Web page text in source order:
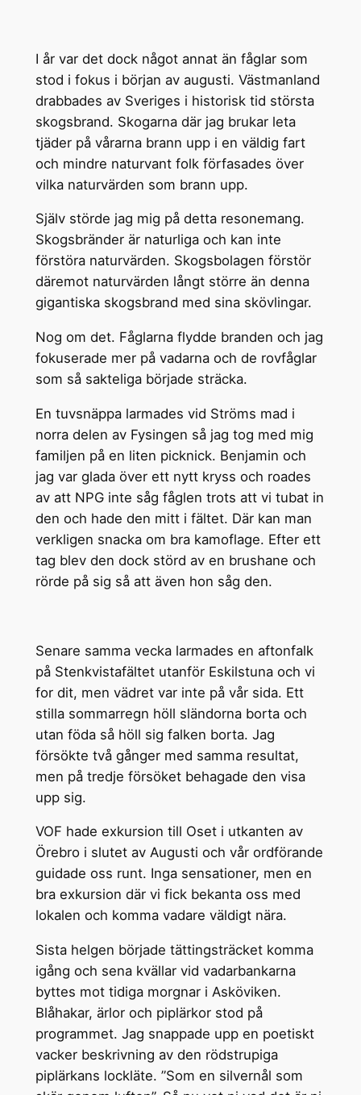
I år var det dock något annat än fåglar som
stod i fokus i början av augusti. Västmanland
drabbades av Sveriges i historisk tid största
skogsbrand. Skogarna där jag brukar leta
tjäder på vårarna brann upp i en väldig fart
och mindre naturvant folk förfasades över
vilka naturvärden som brann upp.
Själv störde jag mig på detta resonemang.
Skogsbränder är naturliga och kan inte
förstöra naturvärden. Skogsbolagen förstör
däremot naturvärden långt större än denna
gigantiska skogsbrand med sina skövlingar.
Nog om det. Fåglarna flydde branden och jag
fokuserade mer på vadarna och de rovfåglar
som så sakteliga började sträcka.
En tuvsnäppa larmades vid Ströms mad i
norra delen av Fysingen så jag tog med mig
familjen på en liten picknick. Benjamin och
jag var glada över ett nytt kryss och roades
av att NPG inte såg fåglen trots att vi tubat in
den och hade den mitt i fältet. Där kan man
verkligen snacka om bra kamoflage. Efter ett
tag blev den dock störd av en brushane och
rörde på sig så att även hon såg den.
Senare samma vecka larmades en aftonfalk
på Stenkvistafältet utanför Eskilstuna och vi
for dit, men vädret var inte på vår sida. Ett
stilla sommarregn höll sländorna borta och
utan föda så höll sig falken borta. Jag
försökte två gånger med samma resultat,
men på tredje försöket behagade den visa
upp sig.
VOF hade exkursion till Oset i utkanten av
Örebro i slutet av Augusti och vår ordförande
guidade oss runt. Inga sensationer, men en
bra exkursion där vi fick bekanta oss med
lokalen och komma vadare väldigt nära.
Sista helgen började tättingsträcket komma
igång och sena kvällar vid vadarbankarna
byttes mot tidiga morgnar i Asköviken.
Blåhakar, ärlor och piplärkor stod på
programmet. Jag snappade upp en poetiskt
vacker beskrivning av den rödstrupiga
piplärkans lockläte. ”Som en silvernål som